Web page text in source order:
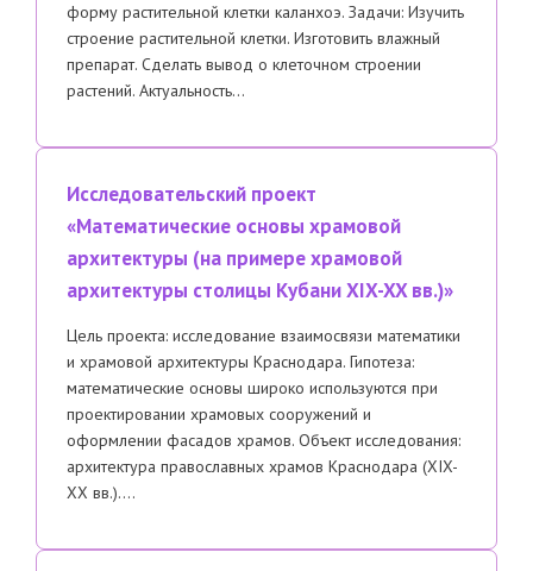
форму растительной клетки каланхоэ. Задачи: Изучить
строение растительной клетки. Изготовить влажный
препарат. Сделать вывод о клеточном строении
растений. Актуальность…
Исследовательский проект
«Математические основы храмовой
архитектуры (на примере храмовой
архитектуры столицы Кубани XIX-XX вв.)»
Цель проекта: исследование взаимосвязи математики
и храмовой архитектуры Краснодара. Гипотеза:
математические основы широко используются при
проектировании храмовых сооружений и
оформлении фасадов храмов. Объект исследования:
архитектура православных храмов Краснодара (XIX-
XX вв.)….